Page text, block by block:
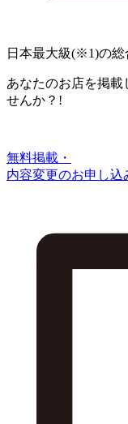
日本最大級(※1)の総
あなたのお店を掲載
せんか？!
無料掲載・
内容変更のお申し込